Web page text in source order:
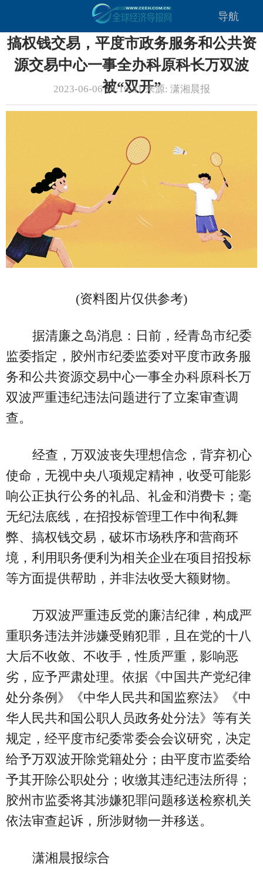
导航
搞权钱交易，平度市政务服务和公共资
源交易中心一事全办科原科长万双波
被“双开”
2023-06-06 19:19:31 来源: 潇湘晨报
(资料图片仅供参考)
据清廉之岛消息：日前，经青岛市纪委
监委指定，胶州市纪委监委对平度市政务服
务和公共资源交易中心一事全办科原科长万
双波严重违纪违法问题进行了立案审查调
查。
经查，万双波丧失理想信念，背弃初心
使命，无视中央八项规定精神，收受可能影
响公正执行公务的礼品、礼金和消费卡；毫
无纪法底线，在招投标管理工作中徇私舞
弊、搞权钱交易，破坏市场秩序和营商环
境，利用职务便利为相关企业在项目招投标
等方面提供帮助，并非法收受大额财物。
万双波严重违反党的廉洁纪律，构成严
重职务违法并涉嫌受贿犯罪，且在党的十八
大后不收敛、不收手，性质严重，影响恶
劣，应予严肃处理。依据《中国共产党纪律
处分条例》《中华人民共和国监察法》《中
华人民共和国公职人员政务处分法》等有关
规定，经平度市纪委常委会会议研究，决定
给予万双波开除党籍处分；由平度市监委给
予其开除公职处分；收缴其违纪违法所得；
胶州市监委将其涉嫌犯罪问题移送检察机关
依法审查起诉，所涉财物一并移送。
潇湘晨报综合